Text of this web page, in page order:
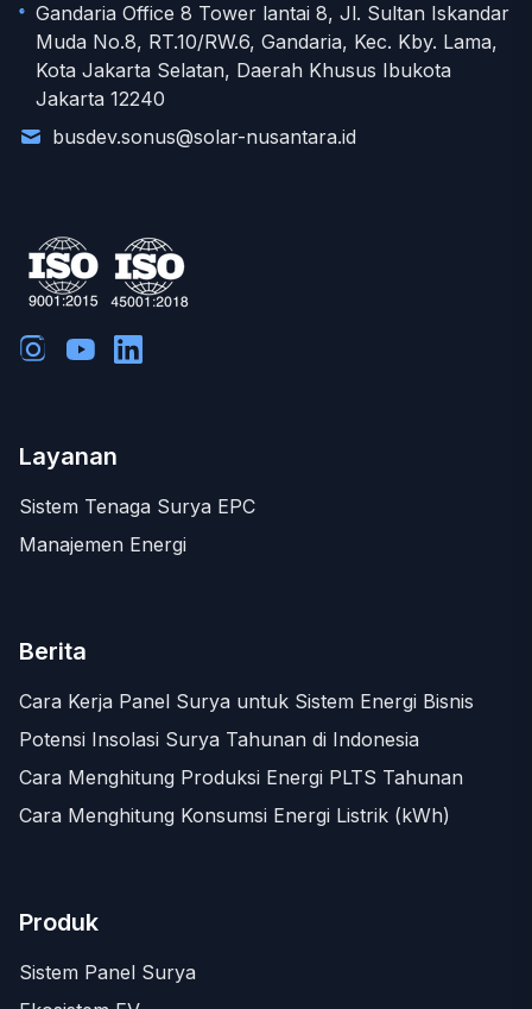
Gandaria Office 8 Tower lantai 8, Jl. Sultan Iskandar
Muda No.8, RT.10/RW.6, Gandaria, Kec. Kby. Lama,
Kota Jakarta Selatan, Daerah Khusus Ibukota
Jakarta 12240
busdev.sonus@solar-nusantara.id
Layanan
Sistem Tenaga Surya EPC
Manajemen Energi
Berita
Cara Kerja Panel Surya untuk Sistem Energi Bisnis
Potensi Insolasi Surya Tahunan di Indonesia
Cara Menghitung Produksi Energi PLTS Tahunan
Cara Menghitung Konsumsi Energi Listrik (kWh)
Produk
Sistem Panel Surya